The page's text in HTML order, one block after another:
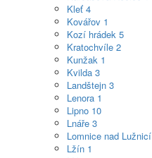
Kleť 4
Kovářov 1
Kozí hrádek 5
Kratochvíle 2
Kunžak 1
Kvilda 3
Landštejn 3
Lenora 1
Lipno 10
Lnáře 3
Lomnice nad Lužnicí
Lžín 1